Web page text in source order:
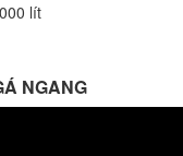
lít
NGANG